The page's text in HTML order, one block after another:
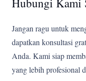
Jangan ragu untuk
dapatkan konsultasi
Anda. Kami siap
yang lebih profesional